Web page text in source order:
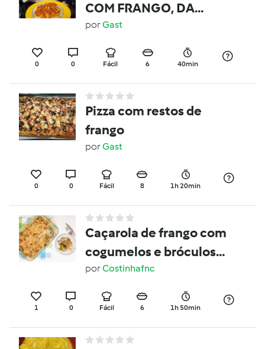
COM FRANGO, DA
CAROL
porGast
0 0 Fácil 6 40min
Pizza com restos de
frango
porGast
0 0 Fácil 8 1h 20min
Caçarola de frango com
cogumelos e bróculos,
com molho de caju e
côco
porCostinhafnc
1 0 Fácil 6 1h 50min